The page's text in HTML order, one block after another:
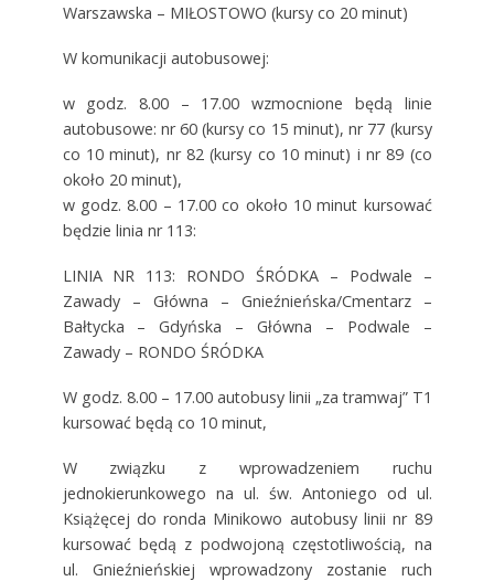
Warszawska – MIŁOSTOWO (kursy co 20 minut)
W komunikacji autobusowej:
w godz. 8.00 – 17.00 wzmocnione będą linie
autobusowe: nr 60 (kursy co 15 minut), nr 77 (kursy
co 10 minut), nr 82 (kursy co 10 minut) i nr 89 (co
około 20 minut),
w godz. 8.00 – 17.00 co około 10 minut kursować
będzie linia nr 113:
LINIA NR 113: RONDO ŚRÓDKA – Podwale –
Zawady – Główna – Gnieźnieńska/Cmentarz –
Bałtycka – Gdyńska – Główna – Podwale –
Zawady – RONDO ŚRÓDKA
W godz. 8.00 – 17.00 autobusy linii „za tramwaj” T1
kursować będą co 10 minut,
W związku z wprowadzeniem ruchu
jednokierunkowego na ul. św. Antoniego od ul.
Książęcej do ronda Minikowo autobusy linii nr 89
kursować będą z podwojoną częstotliwością, na
ul. Gnieźnieńskiej wprowadzony zostanie ruch